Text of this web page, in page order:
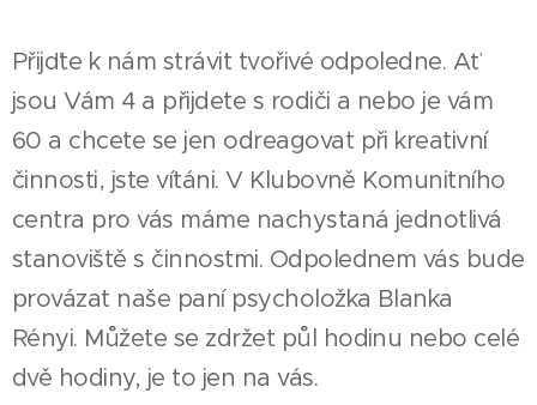
Přijďte k nám strávit tvořivé odpoledne. Ať
jsou Vám 4 a přijdete s rodiči a nebo je vám
60 a chcete se jen odreagovat při kreativní
činnosti, jste vítáni. V Klubovně Komunitního
centra pro vás máme nachystaná jednotlivá
stanoviště s činnostmi. Odpolednem vás bude
provázat naše paní psycholožka Blanka
Rényi. Můžete se zdržet půl hodinu nebo celé
dvě hodiny, je to jen na vás.